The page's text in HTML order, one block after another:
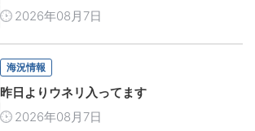
2026年08月7日
海況情報
昨日よりウネリ入ってます
2026年08月7日